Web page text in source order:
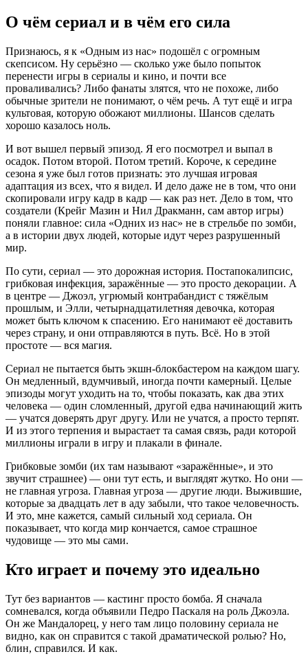
О чём сериал и в чём его сила
Признаюсь, я к «Одным из нас» подошёл с огромным
скепсисом. Ну серьёзно — сколько уже было попыток
перенести игры в сериалы и кино, и почти все
проваливались? Либо фанаты злятся, что не похоже, либо
обычные зрители не понимают, о чём речь. А тут ещё и игра
культовая, которую обожают миллионы. Шансов сделать
хорошо казалось ноль.
И вот вышел первый эпизод. Я его посмотрел и выпал в
осадок. Потом второй. Потом третий. Короче, к середине
сезона я уже был готов признать: это лучшая игровая
адаптация из всех, что я видел. И дело даже не в том, что они
скопировали игру кадр в кадр — как раз нет. Дело в том, что
создатели (Крейг Мазин и Нил Дракманн, сам автор игры)
поняли главное: сила «Одних из нас» не в стрельбе по зомби,
а в истории двух людей, которые идут через разрушенный
мир.
По сути, сериал — это дорожная история. Постапокалипсис,
грибковая инфекция, заражённые — это просто декорации. А
в центре — Джоэл, угрюмый контрабандист с тяжёлым
прошлым, и Элли, четырнадцатилетняя девочка, которая
может быть ключом к спасению. Его нанимают её доставить
через страну, и они отправляются в путь. Всё. Но в этой
простоте — вся магия.
Сериал не пытается быть экшн-блокбастером на каждом шагу.
Он медленный, вдумчивый, иногда почти камерный. Целые
эпизоды могут уходить на то, чтобы показать, как два этих
человека — один сломленный, другой едва начинающий жить
— учатся доверять друг другу. Или не учатся, а просто терпят.
И из этого терпения и вырастает та самая связь, ради которой
миллионы играли в игру и плакали в финале.
Грибковые зомби (их там называют «заражённые», и это
звучит страшнее) — они тут есть, и выглядят жутко. Но они —
не главная угроза. Главная угроза — другие люди. Выжившие,
которые за двадцать лет в аду забыли, что такое человечность.
И это, мне кажется, самый сильный ход сериала. Он
показывает, что когда мир кончается, самое страшное
чудовище — это мы сами.
Кто играет и почему это идеально
Тут без вариантов — кастинг просто бомба. Я сначала
сомневался, когда объявили Педро Паскаля на роль Джоэла.
Он же Мандалорец, у него там лицо половину сериала не
видно, как он справится с такой драматической ролью? Но,
блин, справился. И как.